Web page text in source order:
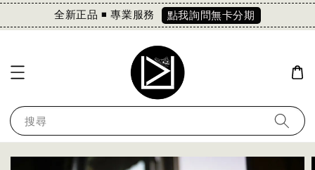
全新正品 ◾️ 專業服務 點我詢問無卡分期
搜尋